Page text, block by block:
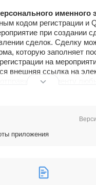
именного
кодом регистрации и
при создании
сделок. Сделку
которую заполняет
на
внешняя ссылка на
ее клиенту
(перейдя по специальной
QR-коды на
приложения